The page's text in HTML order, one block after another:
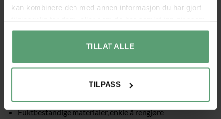
kan kombinere den med annen informasjon du har gjort
din bruk av tjenestene deres.
TILLAT ALLE
TILPASS
og lettstelte rammen er laget for langvarig bruk, og
5-etasjers design for flere planter
Fuktbestandige materialer, enkle å rengjøre